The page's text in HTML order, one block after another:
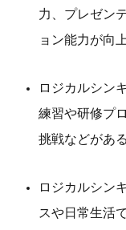
力、プレゼン
ョン能力が向
ロジカルシン
練習や研修プ
挑戦などがある
ロジカルシン
スや日常生活